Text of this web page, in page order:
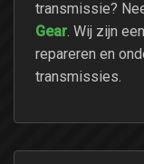
transmissie?
Gear . Wij zijn
repareren en
transmissies.